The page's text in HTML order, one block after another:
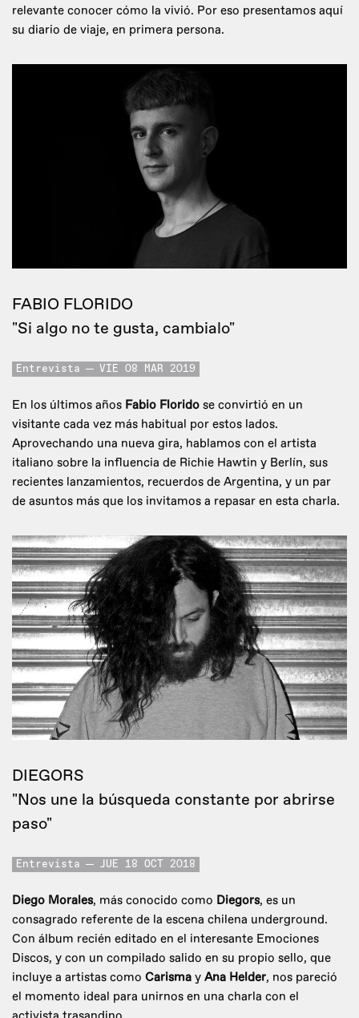
relevante conocer cómo la vivió. Por eso presentamos aquí
su diario de viaje, en primera persona.
FABIO FLORIDO
"Si algo no te gusta, cambialo"
Entrevista VIE 08 MAR 2019
En los últimos años Fabio Florido se convirtió en un
visitante cada vez más habitual por estos lados.
Aprovechando una nueva gira, hablamos con el artista
italiano sobre la influencia de Richie Hawtin y Berlín, sus
recientes lanzamientos, recuerdos de Argentina, y un par
de asuntos más que los invitamos a repasar en esta charla.
DIEGORS
"Nos une la búsqueda constante por abrirse
paso"
Entrevista JUE 18 OCT 2018
Diego Morales, más conocido como Diegors, es un
consagrado referente de la escena chilena underground.
Con álbum recién editado en el interesante Emociones
Discos, y con un compilado salido en su propio sello, que
incluye a artistas como Carisma y Ana Helder, nos pareció
el momento ideal para unirnos en una charla con el